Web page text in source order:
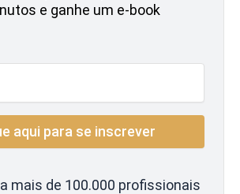
e ganhe um e-book
mais de 100.000 profissionais